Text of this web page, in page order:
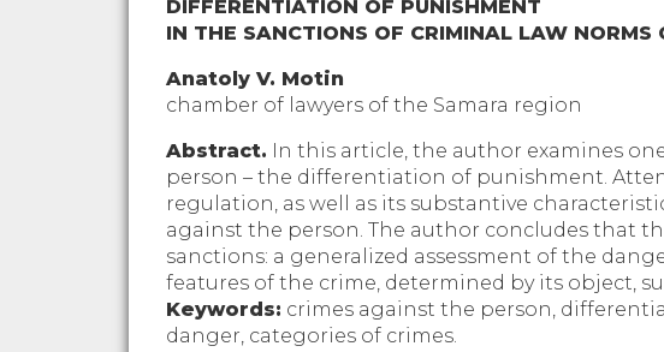
DIFFERENTIATION OF PUNISHMENT
IN THE SANCTIONS OF CRIMINAL LAW NORMS
Anatoly V. Motin
chamber of lawyers of the Samara region
Abstract. In this article, the author examines
person – the differentiation of punishment.
regulation, as well as its substantive
against the person. The author concludes that
sanctions: a generalized assessment of the
features of the crime, determined by its object,
Keywords: crimes against the person,
danger, categories of crimes.